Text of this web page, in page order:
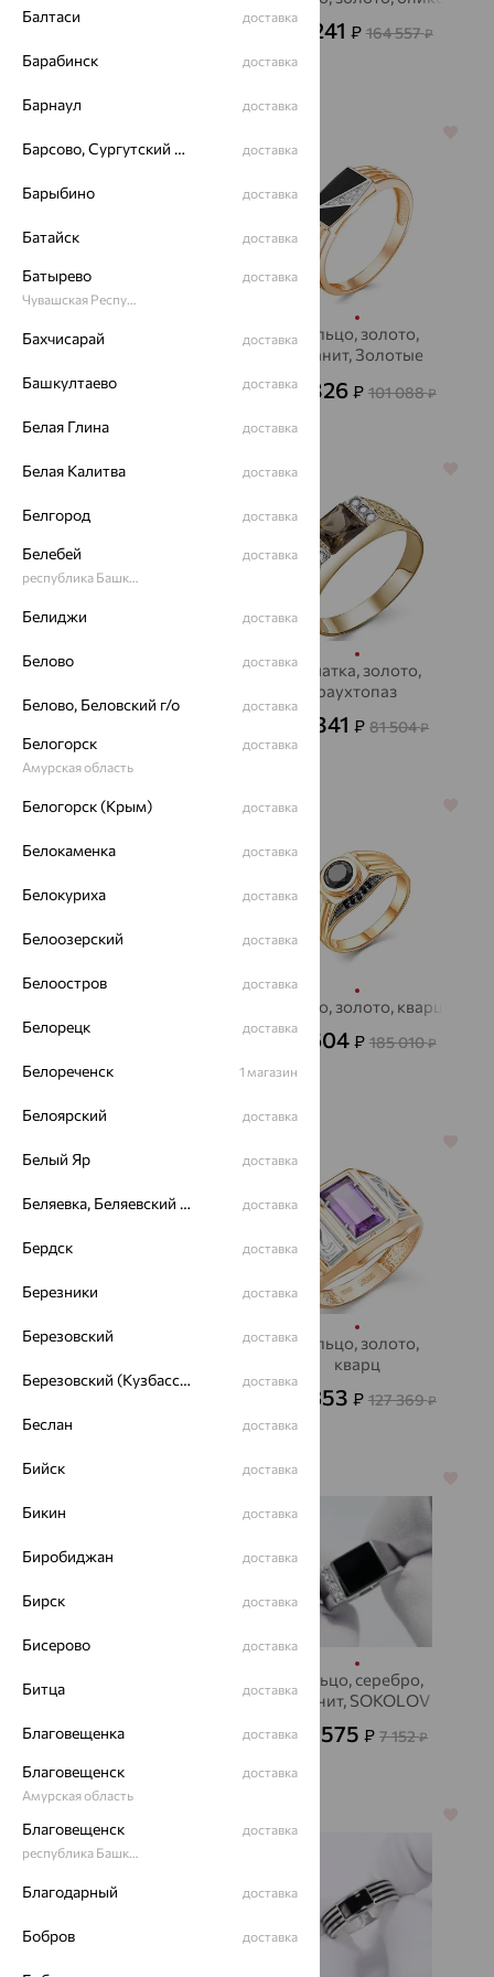
4 438
59 241 ₽ 164 557₽
Кольцо, золото, агат/
80 995
Кольцо, золото,
фианит, Золотые
30 326 ₽ 101 088₽
64%
Печатка, серебро,
64%
Печатка, золото,
раухтопаз
29 341₽ 81 504₽
70% 64%
кольцо, золото, кварц
66 604 ₽ 185 010₽
Кольцо, золото,
АЛЕКСАНДРА
Кольцо, золото,
кварц
45 853 ₽ 127 369₽
64%
от 2 782
64%
Кольцо, серебро,
фианит, SOKOLOV
от 2 575₽ 7 152₽
Балтаси доставка
Барабинск доставка
Барнаул доставка
Барсово, Сургутский район доставка
Барыбино доставка
Батайск доставка
Батырево
Чувашская Республика - Чувашия
доставка
Бахчисарай доставка
Башкултаево доставка
Белая Глина доставка
Белая Калитва доставка
Белгород доставка
Белебей
республика Башкортостан
доставка
Белиджи доставка
Белово доставка
Белово, Беловский г/о доставка
Белогорск
Амурская область
доставка
Белогорск (Крым) доставка
Белокаменка доставка
Белокуриха доставка
Белоозерский доставка
Белоостров доставка
Белорецк доставка
Белореченск 1 магазин
Белоярский доставка
Белый Яр доставка
Беляевка, Беляевский р-он доставка
Бердск доставка
Березники доставка
Березовский доставка
Березовский (Кузбасс), Берёзовский г/о доставка
Беслан доставка
Бийск доставка
Бикин доставка
Биробиджан доставка
Бирск доставка
Бисерово доставка
Битца доставка
Благовещенка доставка
Благовещенск
Амурская область
доставка
Благовещенск
республика Башкортостан
доставка
Благодарный доставка
Бобров доставка